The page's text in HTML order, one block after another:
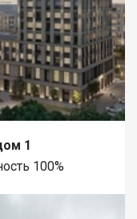
1
100%